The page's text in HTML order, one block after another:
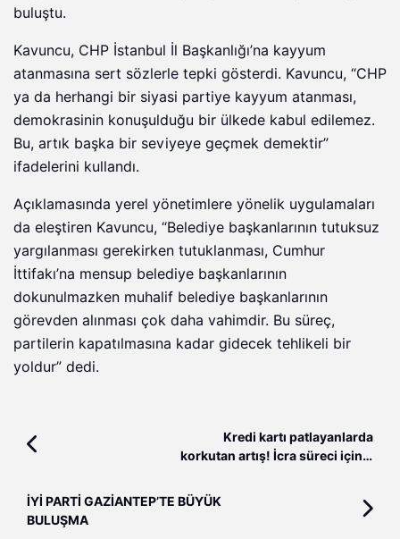
buluştu.
Kavuncu, CHP İstanbul İl Başkanlığı’na kayyum
atanmasına sert sözlerle tepki gösterdi. Kavuncu, “CHP
ya da herhangi bir siyasi partiye kayyum atanması,
demokrasinin konuşulduğu bir ülkede kabul edilemez.
Bu, artık başka bir seviyeye geçmek demektir”
ifadelerini kullandı.
Açıklamasında yerel yönetimlere yönelik uygulamaları
da eleştiren Kavuncu, “Belediye başkanlarının tutuksuz
yargılanması gerekirken tutuklanması, Cumhur
İttifakı’na mensup belediye başkanlarının
dokunulmazken muhalif belediye başkanlarının
görevden alınması çok daha vahimdir. Bu süreç,
partilerin kapatılmasına kadar gidecek tehlikeli bir
yoldur” dedi.
Kredi kartı patlayanlarda
korkutan artış! İcra süreci için 3
İYİ PARTİ GAZİANTEP’TE BÜYÜK
BULUŞMA